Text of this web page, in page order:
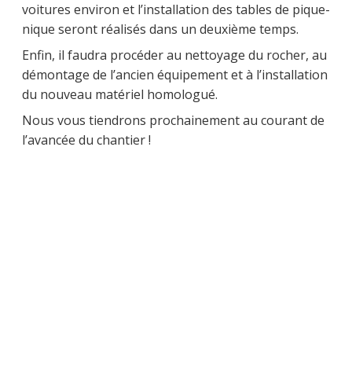
voitures environ et l’installation des tables de pique-
nique seront réalisés dans un deuxième temps.
Enfin, il faudra procéder au nettoyage du rocher, au
démontage de l’ancien équipement et à l’installation
du nouveau matériel homologué.
Nous vous tiendrons prochainement au courant de
l’avancée du chantier !